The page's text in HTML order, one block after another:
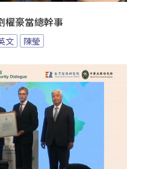
櫂豪當總幹事
文 陳瑩